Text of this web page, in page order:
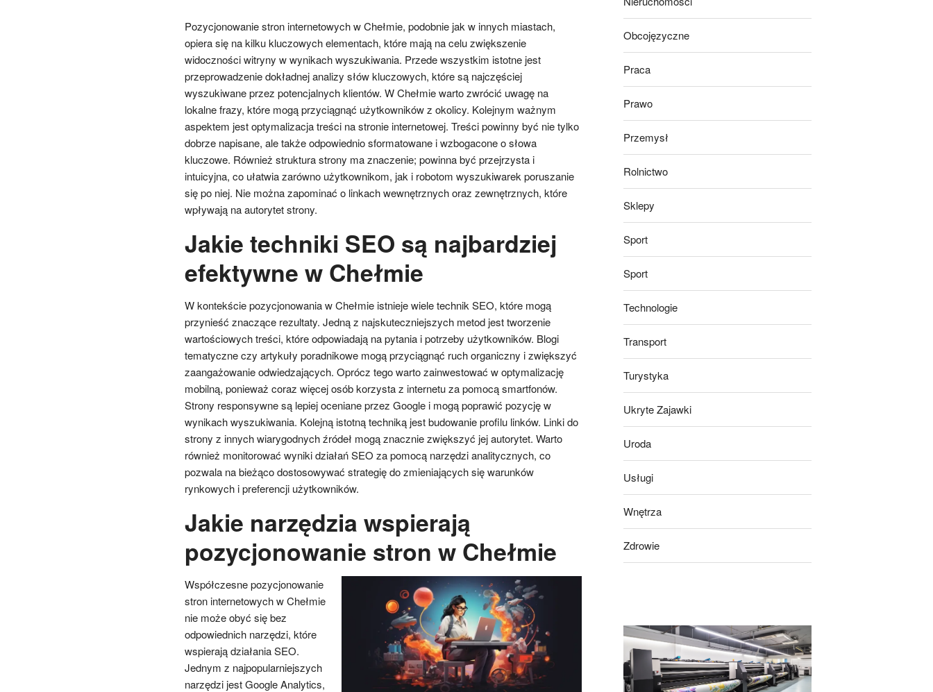
Pozycjonowanie stron internetowych w Chełmie, podobnie jak w innych miastach,
opiera się na kilku kluczowych elementach, które mają na celu zwiększenie
widoczności witryny w wynikach wyszukiwania. Przede wszystkim istotne jest
przeprowadzenie dokładnej analizy słów kluczowych, które są najczęściej
wyszukiwane przez potencjalnych klientów. W Chełmie warto zwrócić uwagę na
lokalne frazy, które mogą przyciągnąć użytkowników z okolicy. Kolejnym ważnym
aspektem jest optymalizacja treści na stronie internetowej. Treści powinny być nie tylko
dobrze napisane, ale także odpowiednio sformatowane i wzbogacone o słowa
kluczowe. Również struktura strony ma znaczenie; powinna być przejrzysta i
intuicyjna, co ułatwia zarówno użytkownikom, jak i robotom wyszukiwarek poruszanie
się po niej. Nie można zapominać o linkach wewnętrznych oraz zewnętrznych, które
wpływają na autorytet strony.
Jakie techniki SEO są najbardziej
efektywne w Chełmie
W kontekście pozycjonowania w Chełmie istnieje wiele technik SEO, które mogą
przynieść znaczące rezultaty. Jedną z najskuteczniejszych metod jest tworzenie
wartościowych treści, które odpowiadają na pytania i potrzeby użytkowników. Blogi
tematyczne czy artykuły poradnikowe mogą przyciągnąć ruch organiczny i zwiększyć
zaangażowanie odwiedzających. Oprócz tego warto zainwestować w optymalizację
mobilną, ponieważ coraz więcej osób korzysta z internetu za pomocą smartfonów.
Strony responsywne są lepiej oceniane przez Google i mogą poprawić pozycję w
wynikach wyszukiwania. Kolejną istotną techniką jest budowanie profilu linków. Linki do
strony z innych wiarygodnych źródeł mogą znacznie zwiększyć jej autorytet. Warto
również monitorować wyniki działań SEO za pomocą narzędzi analitycznych, co
pozwala na bieżąco dostosowywać strategię do zmieniających się warunków
rynkowych i preferencji użytkowników.
Jakie narzędzia wspierają
pozycjonowanie stron w Chełmie
Współczesne pozycjonowanie
stron internetowych w Chełmie
nie może obyć się bez
odpowiednich narzędzi, które
wspierają działania SEO.
Jednym z najpopularniejszych
narzędzi jest Google Analytics,
Obcojęzyczne
Praca
Prawo
Przemysł
Rolnictwo
Sklepy
Sport
Sport
Technologie
Transport
Turystyka
Ukryte Zajawki
Uroda
Usługi
Wnętrza
Zdrowie